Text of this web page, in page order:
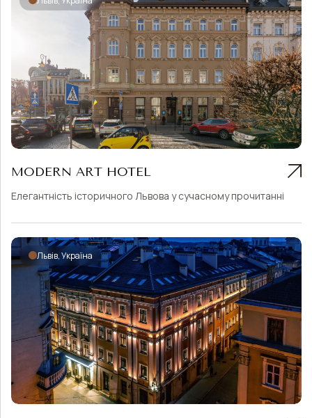
MODERN ART HOTEL
Елегантність історичного Львова у сучасному прочитанні
Львів, Україна